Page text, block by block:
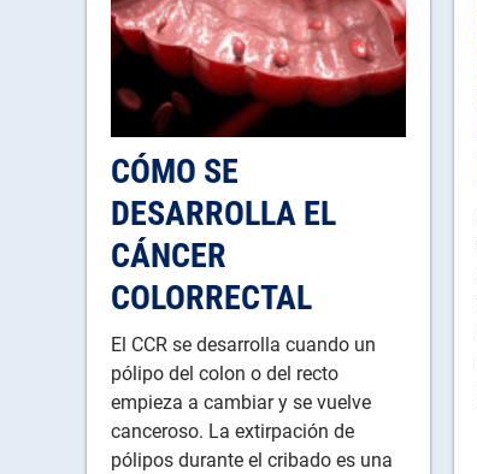
CÓMO SE
DESARROLLA EL
CÁNCER
COLORRECTAL
El CCR se desarrolla cuando un
pólipo del colon o del recto
empieza a cambiar y se vuelve
canceroso. La extirpación de
pólipos durante el cribado es una